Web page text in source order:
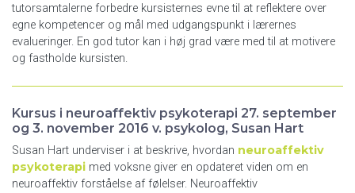
tutorsamtalerne forbedre kursisternes evne til at reflektere over
egne kompetencer og mål med udgangspunkt i lærernes
evalueringer. En god tutor kan i høj grad være med til at motivere
og fastholde kursisten.
Kursus i neuroaffektiv psykoterapi 27. september
og 3. november 2016 v. psykolog, Susan Hart
Susan Hart underviser i at beskrive, hvordan neuroaffektiv
psykoterapi med voksne giver en opdateret viden om en
neuroaffektiv forståelse af følelser. Neuroaffektiv